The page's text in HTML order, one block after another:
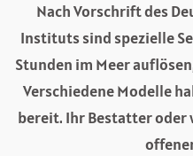
Nach Vorschrift des
Instituts sind spezielle
Stunden im Meer
Verschiedene Modelle
bereit. Ihr Bestatter oder